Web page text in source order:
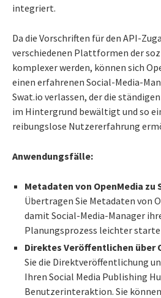
integriert.
Da die Vorschriften für den API-
verschiedenen Plattformen der
komplexer werden, können sich
einen erfahrenen Social-Media-
Swat.io verlassen, der die
im Hintergrund bewältigt und so
reibungslose Nutzererfahrung
Anwendungsfälle:
Metadaten von OpenMedia
Übertragen Sie Metadaten von
damit Social-Media-Manager
Planungsprozess leichter
Direktes Veröffentlichen über
Sie die Direktveröffentlichung
Ihren Social Media Publishing
Benutzerinteraktion. Sie